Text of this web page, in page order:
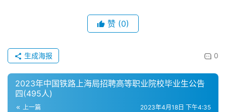
赞 (0)
0
生成海报
2023年中国铁路上海局招聘高等职业院校毕业生公告
四(495人)
上一篇 2023年4月18日 下午4:35